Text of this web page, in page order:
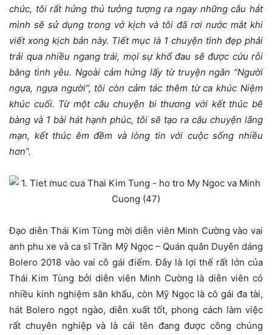
chức, tôi rất hứng thú tưởng tượng ra ngay những câu hát
mình sẽ sử dụng trong vở kịch và tôi đã rơi nước mắt khi
viết xong kịch bản này. Tiết mục là 1 chuyện tình đẹp phải
trải qua nhiều ngang trái, mọi sự khổ đau sẽ được cứu rỗi
bằng tình yêu. Ngoài cảm hứng lấy từ truyện ngắn “Người
ngựa, ngựa người”, tôi còn cảm tác thêm từ ca khúc Niệm
khúc cuối. Từ một câu chuyện bi thương với kết thúc bẽ
bàng và 1 bài hát hạnh phúc, tôi sẽ tạo ra câu chuyện lãng
mạn, kết thúc êm đềm và lòng tin với cuộc sống nhiều
hơn”.
Đạo diễn Thái Kim Tùng mời diễn viên Minh Cường vào vai
anh phu xe và ca sĩ Trần Mỹ Ngọc – Quán quân Duyên dáng
Bolero 2018 vào vai cô gái điếm. Đây là lợi thế rất lớn của
Thái Kim Tùng bởi diễn viên Minh Cường là diễn viên có
nhiều kinh nghiệm sân khấu, còn Mỹ Ngọc là cô gái đa tài,
hát Bolero ngọt ngào, diễn xuất tốt, phong cách làm việc
rất chuyên nghiệp và là cái tên đang được công chúng